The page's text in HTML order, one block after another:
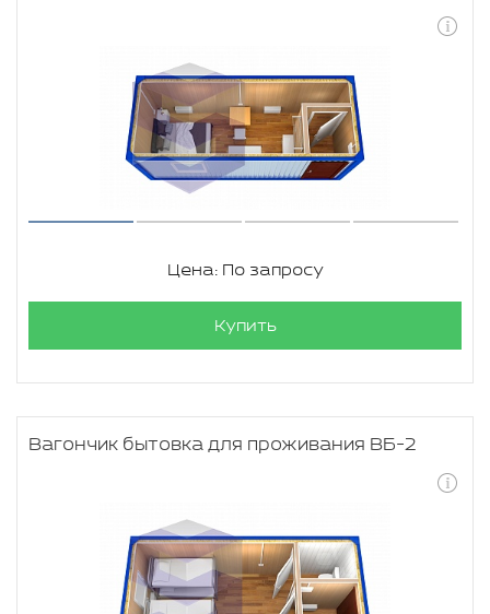
Цена: По запросу
Купить
Вагончик бытовка для проживания ВБ-2